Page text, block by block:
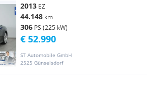
2013 EZ
44.148 km
306 PS (225 kW)
ST Automobile GmbH
2525 Günselsdorf
€ 52.990